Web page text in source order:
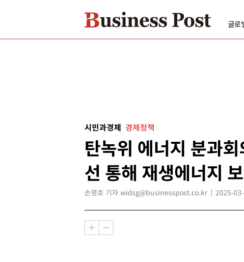
글로
시민과경제 경제정책
탄녹위 에너지 분과
선 통해 재생에너지
손영호 기자 widsg@businesspost.co.kr 2025-